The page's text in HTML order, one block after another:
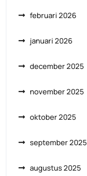
februari 2026
januari 2026
december 2025
november 2025
oktober 2025
september 2025
augustus 2025